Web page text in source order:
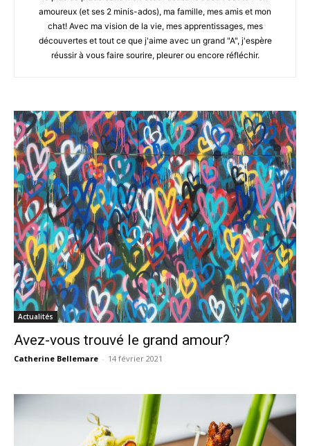
amoureux (et ses 2 minis-ados), ma famille, mes amis et mon
chat! Avec ma vision de la vie, mes apprentissages, mes
découvertes et tout ce que j'aime avec un grand "A", j'espère
réussir à vous faire sourire, pleurer ou encore réfléchir.
Actualités
Avez-vous trouvé le grand amour?
Catherine Bellemare - 14 février 2021